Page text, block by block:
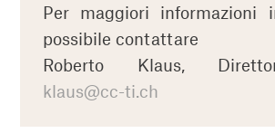
Per maggiori informazioni
possibile contattare
Roberto Klaus,
klaus@cc-ti.ch